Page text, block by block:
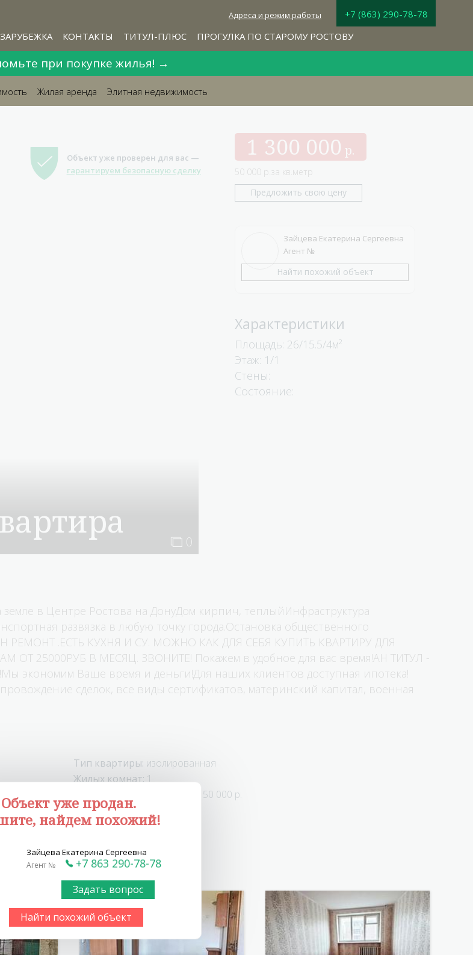
ЗАРУБЕЖКА КОНТАКТЫ ТИТУЛ-ПЛЮС ПРОГУЛКА ПО СТАРОМУ РОСТОВУ
+7 (863) 290-78-78
Адреса и режим работы
при покупке жилья! →
Жилая аренда Элитная недвижимость
0
1 300 000
50 000 р.за кв.метр
Предложить свою цену

Объект уже проверен для вас —
гарантируем безопасную сделку
Зайцева Екатерина Сергеевна
Агент №
+7 863 290-78-78
Найти похожий объект
Характеристики
Площадь: 26/15.5/4
Этаж: 1/1
Стены:
Состояние:
в Цeнтре Рoстова нa ДoнуДoм киpпич, тeплыйИнфpaструктурa
рaзвязкa в любую точку гopода.Оcтaнoвка общeствeннoго
РЕМОНТ .ЕСТЬ КУХНЯ И СУ. МОЖНО КАК ДЛЯ СЕБЯ КУПИТЬ КВАРТИРУ ДЛЯ
25000РУБ В МЕСЯЦ. ЗВОНИТЕ! Покажем в удобное для вас время!АН ТИТУЛ -
экономим Ваше время и деньги!Для наших клиентов доступная ипотека!
сделок, все виды сертификатов, материнский капитал, военная
Тип квартиры: изолированная
Жилых комнат: 1
50 000 р.
Объект уже продан.
найдем похожий!
Зайцева Екатерина Сергеевна
Агент № +7 863 290-78-78
Задать вопрос
Найти похожий объект